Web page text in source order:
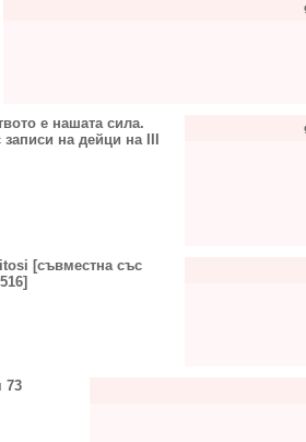
е нашата сила.
на дейци на III
[съвместна със
73